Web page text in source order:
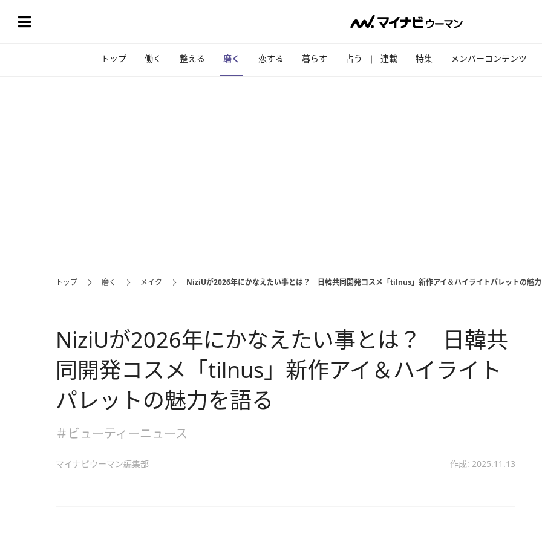
トップ 働く 整える 磨く 恋する 暮らす 占う 連載 特集 メンバーコンテンツ
トップ 磨く メイク NiziUが2026年にかなえたい事とは？ 日韓共同開発コスメ「tilnus」新作アイ＆ハイライトパレットの魅
NiziUが2026年にかなえたい事とは？ 日韓共
同開発コスメ「tilnus」新作アイ＆ハイライト
パレットの魅力を語る
＃ビューティーニュース
マイナビウーマン編集部 作成: 2025.11.13